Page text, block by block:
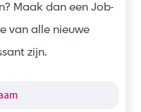
Maak dan een Job-
van alle nieuwe
zijn.